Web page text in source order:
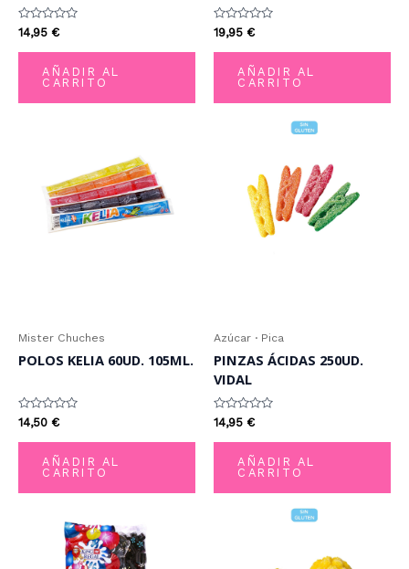
Valorado
con
0
14,95 €
AÑADIR AL
CARRITO
Valorado
con
0
19,95 €
AÑADIR AL
CARRITO
Mister Chuches
POLOS KELIA 60UD. 105ML.
Valorado
con
0
14,50 €
AÑADIR AL
CARRITO
Azúcar · Pica
PINZAS ÁCIDAS 250UD.
VIDAL
Valorado
con
0
14,95 €
AÑADIR AL
CARRITO